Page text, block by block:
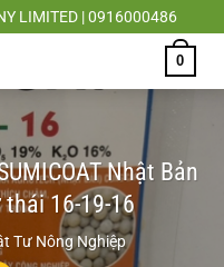
LIMITED | 0916000486
0
Nhật Bản
16-19-16
Tư Nông Nghiệp